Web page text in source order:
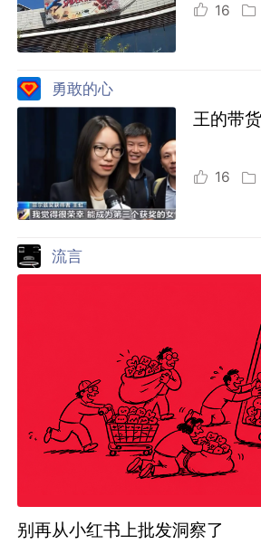
16
勇敢的心
王的带
16
流言
别再从小红书上批发洞察了